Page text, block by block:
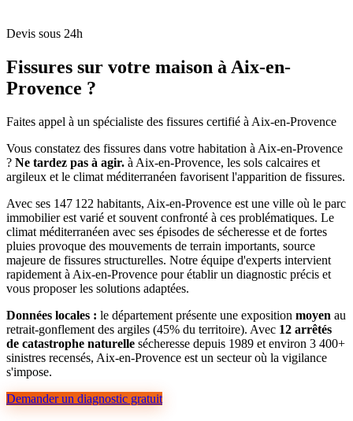
Devis sous 24h
Fissures sur votre maison à Aix-en-
Provence ?
Faites appel à un spécialiste des fissures certifié à Aix-en-Provence
Vous constatez des fissures dans votre habitation à Aix-en-Provence
? Ne tardez pas à agir. à Aix-en-Provence, les sols calcaires et
argileux et le climat méditerranéen favorisent l'apparition de fissures.
Avec ses 147 122 habitants, Aix-en-Provence est une ville où le parc
immobilier est varié et souvent confronté à ces problématiques. Le
climat méditerranéen avec ses épisodes de sécheresse et de fortes
pluies provoque des mouvements de terrain importants, source
majeure de fissures structurelles. Notre équipe d'experts intervient
rapidement à Aix-en-Provence pour établir un diagnostic précis et
vous proposer les solutions adaptées.
Données locales : le département présente une exposition moyen au
retrait-gonflement des argiles (45% du territoire). Avec 12 arrêtés
de catastrophe naturelle sécheresse depuis 1989 et environ 3 400+
sinistres recensés, Aix-en-Provence est un secteur où la vigilance
s'impose.
Demander un diagnostic gratuit